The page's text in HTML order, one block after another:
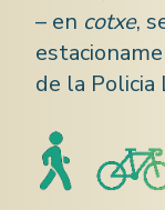
– en cotxe,
de la Policia